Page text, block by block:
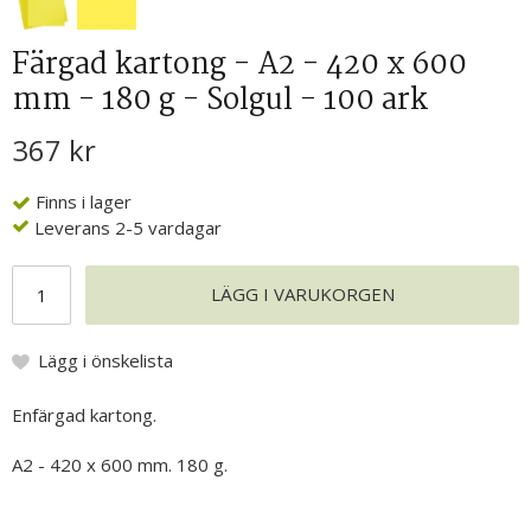
Färgad kartong - A2 - 420 x 600
mm - 180 g - Solgul - 100 ark
367 kr
Finns i lager
Leverans 2-5 vardagar
LÄGG I VARUKORGEN
Lägg i önskelista
Enfärgad kartong.
A2 - 420 x 600 mm. 180 g.